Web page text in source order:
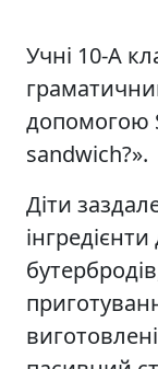
Учні 10-А
допомогою
sandwich?».
Діти